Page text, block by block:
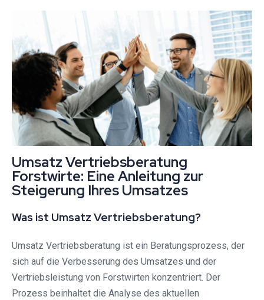
Umsatz Vertriebsberatung
Forstwirte: Eine Anleitung zur
Steigerung Ihres Umsatzes
Was ist Umsatz Vertriebsberatung?
Umsatz Vertriebsberatung ist ein Beratungsprozess, der
sich auf die Verbesserung des Umsatzes und der
Vertriebsleistung von Forstwirten konzentriert. Der
Prozess beinhaltet die Analyse des aktuellen